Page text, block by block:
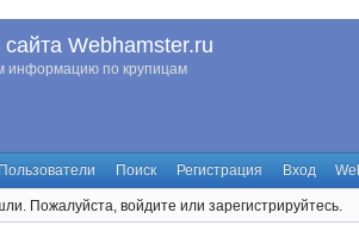
Webhamster.ru
информацию по крупицам
Пользователи Поиск Регистрация Вход
Пожалуйста, войдите или зарегистрируйтесь.